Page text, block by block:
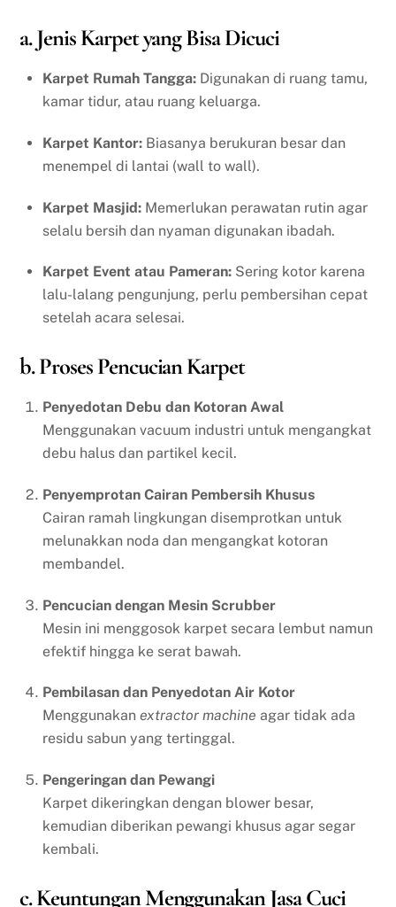
a. Jenis Karpet yang Bisa Dicuci
Karpet Rumah Tangga: Digunakan di ruang tamu,
kamar tidur, atau ruang keluarga.
Karpet Kantor: Biasanya berukuran besar dan
menempel di lantai (wall to wall).
Karpet Masjid: Memerlukan perawatan rutin agar
selalu bersih dan nyaman digunakan ibadah.
Karpet Event atau Pameran: Sering kotor karena
lalu-lalang pengunjung, perlu pembersihan cepat
setelah acara selesai.
b. Proses Pencucian Karpet
Penyedotan Debu dan Kotoran Awal
Menggunakan vacuum industri untuk mengangkat
debu halus dan partikel kecil.
Penyemprotan Cairan Pembersih Khusus
Cairan ramah lingkungan disemprotkan untuk
melunakkan noda dan mengangkat kotoran
membandel.
Pencucian dengan Mesin Scrubber
Mesin ini menggosok karpet secara lembut namun
efektif hingga ke serat bawah.
Pembilasan dan Penyedotan Air Kotor
Menggunakan extractor machine agar tidak ada
residu sabun yang tertinggal.
Pengeringan dan Pewangi
Karpet dikeringkan dengan blower besar,
kemudian diberikan pewangi khusus agar segar
kembali.
c. Keuntungan Menggunakan Jasa Cuci